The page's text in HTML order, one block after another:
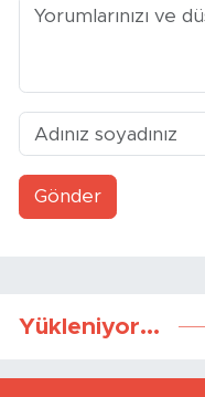
Gönder
Yükleniyor...